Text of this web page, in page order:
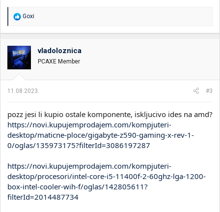
R
o
v
a
n
:
Goxi
vladoloznica
PCAXE Member
11.08.2023. #3
pozz jesi li kupio ostale komponente, iskljucivo ides na amd?
https://novi.kupujemprodajem.com/kompjuteri-
desktop/maticne-ploce/gigabyte-z590-gaming-x-rev-1-
0/oglas/135973175?filterId=3086197287
https://novi.kupujemprodajem.com/kompjuteri-
desktop/procesori/intel-core-i5-11400f-2-60ghz-lga-1200-
box-intel-cooler-wih-f/oglas/142805611?
filterId=2014487734